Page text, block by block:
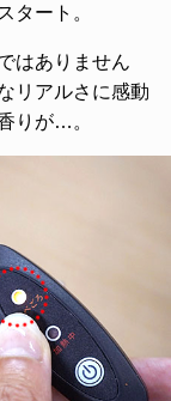
タート。
はありません
リアルさに感動
りが…。